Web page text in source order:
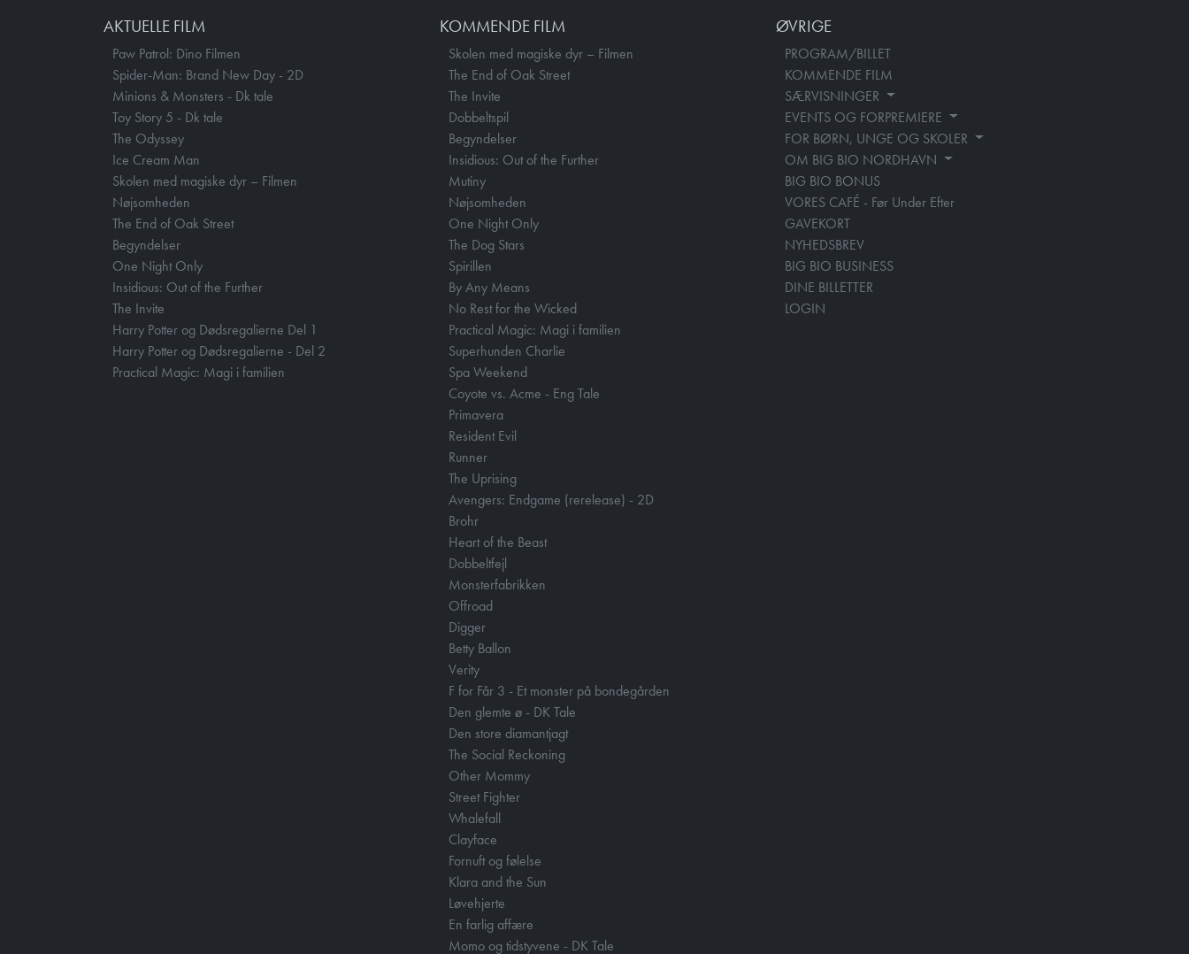
AKTUELLE FILM
Paw Patrol: Dino Filmen
Spider-Man: Brand New Day - 2D
Minions & Monsters - Dk tale
Toy Story 5 - Dk tale
The Odyssey
Ice Cream Man
Skolen med magiske dyr – Filmen
Nøjsomheden
The End of Oak Street
Begyndelser
One Night Only
Insidious: Out of the Further
The Invite
Harry Potter og Dødsregalierne Del 1
Harry Potter og Dødsregalierne - Del 2
Practical Magic: Magi i familien
KOMMENDE FILM
Skolen med magiske dyr – Filmen
The End of Oak Street
The Invite
Dobbeltspil
Begyndelser
Insidious: Out of the Further
Mutiny
Nøjsomheden
One Night Only
The Dog Stars
Spirillen
By Any Means
No Rest for the Wicked
Practical Magic: Magi i familien
Superhunden Charlie
Spa Weekend
Coyote vs. Acme - Eng Tale
Primavera
Resident Evil
Runner
The Uprising
Avengers: Endgame (rerelease) - 2D
Brohr
Heart of the Beast
Dobbeltfejl
Monsterfabrikken
Offroad
Digger
Betty Ballon
Verity
F for Får 3 - Et monster på bondegården
Den glemte ø - DK Tale
Den store diamantjagt
The Social Reckoning
Other Mommy
Street Fighter
Whalefall
Clayface
Fornuft og følelse
Klara and the Sun
Løvehjerte
En farlig affære
Momo og tidstyvene - DK Tale
ØVRIGE
PROGRAM/BILLET
KOMMENDE FILM
SÆRVISNINGER
EVENTS OG FORPREMIERE
FOR BØRN, UNGE OG SKOLER
OM BIG BIO NORDHAVN
BIG BIO BONUS
VORES CAFÉ - Før Under Efter
GAVEKORT
NYHEDSBREV
BIG BIO BUSINESS
DINE BILLETTER
LOGIN